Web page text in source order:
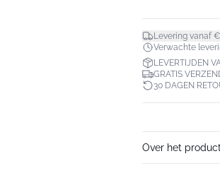
Levering vanaf
Verwachte
LEVERTIJDEN
GRATIS
30 DAGEN
Over het product